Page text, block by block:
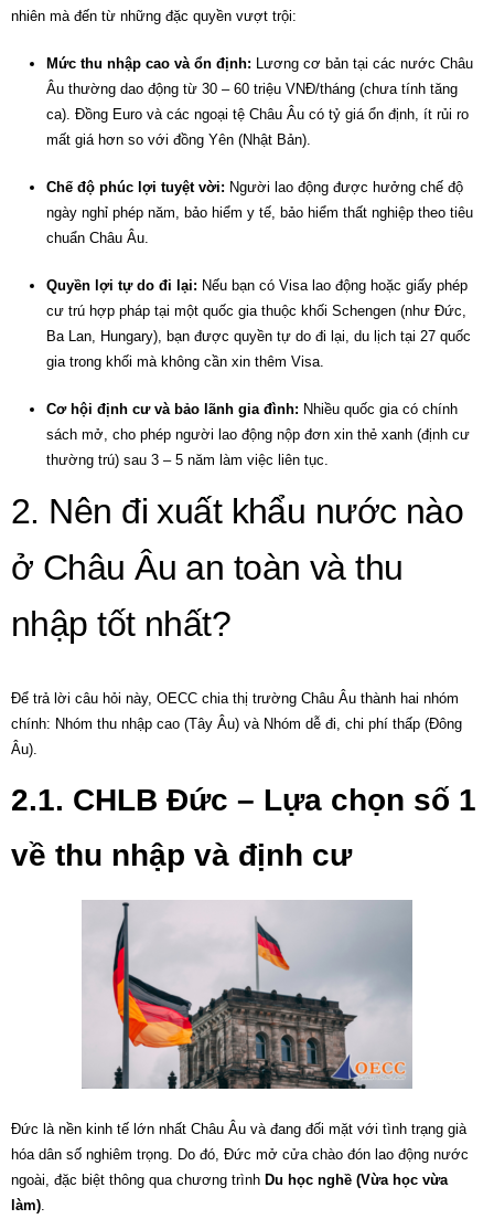
nhiên mà đến từ những đặc quyền vượt trội:
Mức thu nhập cao và ổn định: Lương cơ bản tại các nước Châu
Âu thường dao động từ 30 – 60 triệu VNĐ/tháng (chưa tính tăng
ca). Đồng Euro và các ngoại tệ Châu Âu có tỷ giá ổn định, ít rủi ro
mất giá hơn so với đồng Yên (Nhật Bản).
Chế độ phúc lợi tuyệt vời: Người lao động được hưởng chế độ
ngày nghỉ phép năm, bảo hiểm y tế, bảo hiểm thất nghiệp theo tiêu
chuẩn Châu Âu.
Quyền lợi tự do đi lại: Nếu bạn có Visa lao động hoặc giấy phép
cư trú hợp pháp tại một quốc gia thuộc khối Schengen (như Đức,
Ba Lan, Hungary), bạn được quyền tự do đi lại, du lịch tại 27 quốc
gia trong khối mà không cần xin thêm Visa.
Cơ hội định cư và bảo lãnh gia đình: Nhiều quốc gia có chính
sách mở, cho phép người lao động nộp đơn xin thẻ xanh (định cư
thường trú) sau 3 – 5 năm làm việc liên tục.
2. Nên đi xuất khẩu nước nào
ở Châu Âu an toàn và thu
nhập tốt nhất?
Để trả lời câu hỏi này, OECC chia thị trường Châu Âu thành hai nhóm
chính: Nhóm thu nhập cao (Tây Âu) và Nhóm dễ đi, chi phí thấp (Đông
Âu).
2.1. CHLB Đức – Lựa chọn số 1
về thu nhập và định cư
Đức là nền kinh tế lớn nhất Châu Âu và đang đối mặt với tình trạng già
hóa dân số nghiêm trọng. Do đó, Đức mở cửa chào đón lao động nước
ngoài, đặc biệt thông qua chương trình Du học nghề (Vừa học vừa
làm).